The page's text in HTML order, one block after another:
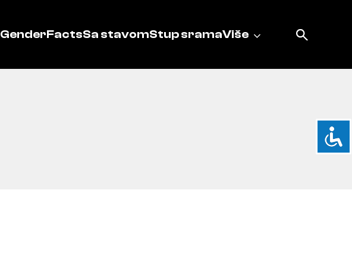
GenderFactsSa stavomStup sramaViše